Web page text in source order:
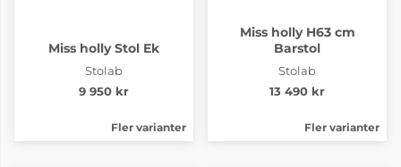
Miss holly Stol Ek
Stolab
9 950 kr
Fler varianter
Miss holly H63 cm
Barstol
Stolab
13 490 kr
Fler varianter